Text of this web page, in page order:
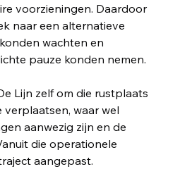
voorzieningen. Daardoor
naar een alternatieve
wachten en
pauze konden nemen.
Lijn zelf om die rustplaats
waar wel
aanwezig zijn en de
die operationele
aangepast.